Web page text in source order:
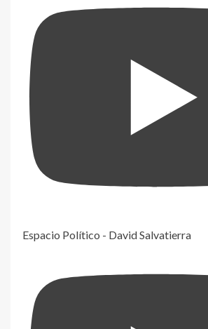
Espacio Político - David Salvatierra